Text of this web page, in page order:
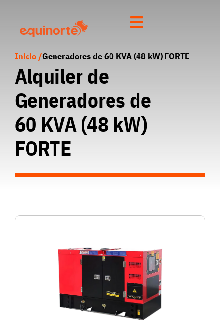
Inicio /Generadores de 60 KVA (48 kW) FORTE
Alquiler de
Generadores de
60 KVA (48 kW)
FORTE